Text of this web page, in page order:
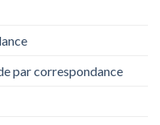
par correspondance